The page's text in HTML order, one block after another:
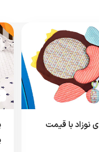
نوزاد با قیمت